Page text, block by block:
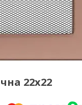
22x22